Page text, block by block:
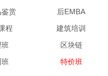
赏
后EMBA
程
建筑培训
区块链
特价班